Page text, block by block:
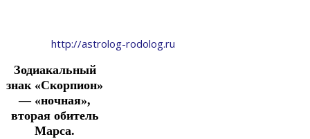
http://astrolog-rodolog.ru
Зодиакальный
знак «Скорпион»
— «ночная»,
вторая обитель
Марса.